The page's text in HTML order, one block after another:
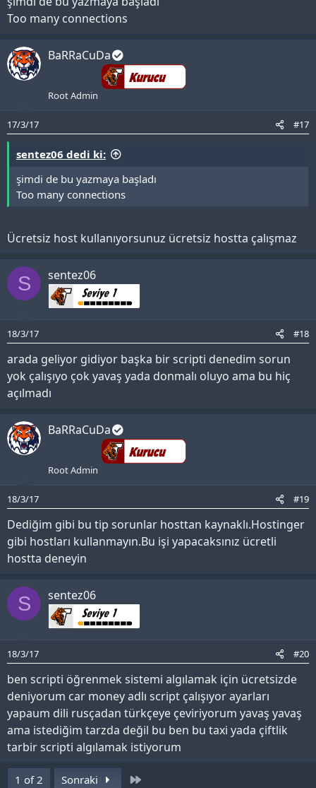
Too many connections
BaRRaCuDa
Root Admin
17/3/17 #17
sentez06 dedi ki:
şimdi de bu yazmaya başladı
Too many connections
Ücretsiz host kullanıyorsunuz ücretsiz hostta çalışmaz
S sentez06
18/3/17 #18
arada geliyor gidiyor başka bir scripti denedim sorun
yok çalışıyo çok yavaş yada donmalı oluyo ama bu hiç
açılmadı
BaRRaCuDa
Root Admin
18/3/17 #19
Dediğim gibi bu tip sorunlar hosttan kaynaklı.Hostinger
gibi hostları kullanmayın.Bu işi yapacaksınız ücretli
hostta deneyin
S sentez06
18/3/17 #20
ben scripti öğrenmek sistemi algılamak için ücretsizde
deniyorum car money adlı script çalışıyor ayarları
yapaum dili rusçadan türkçeye çeviriyorum yavaş yavaş
ama istediğim tarzda değil bu ben bu taxi yada çiftlik
tarbir scripti algılamak istiyorum
1 of 2 Sonraki